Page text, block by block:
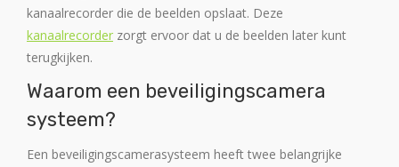
kanaalrecorder die de beelden opslaat. Deze
kanaalrecorder zorgt ervoor dat u de beelden later kunt
terugkijken.
Waarom een beveiligingscamera
systeem?
Een beveiligingscamerasysteem heeft twee belangrijke